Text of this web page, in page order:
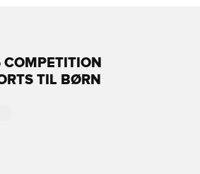
TIL BØRN